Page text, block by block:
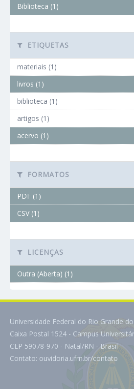
Biblioteca (1)
ETIQUETAS
materiais (1)
livros (1)
biblioteca (1)
artigos (1)
acervo (1)
FORMATOS
PDF (1)
CSV (1)
LICENÇAS
Outra (Aberta) (1)
Universidade Federal do Rio Grande
Caixa Postal 1524 - Campus
CEP 59078-970 - Natal/RN - Brasil
Contato: ouvidoria.ufrn.br/contato